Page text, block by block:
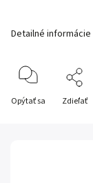
Detailné informácie
Opýtať sa Zdieľať